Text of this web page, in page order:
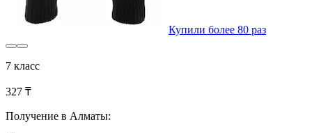
Купили более 80 раз
7 класс
327 ₸
Получение в Алматы: